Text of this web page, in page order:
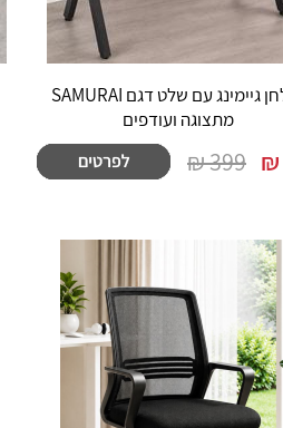
שולחן גיימינג עם שלט דגם SAMURAI
מתצוגה ועודפים
₪
399 ₪